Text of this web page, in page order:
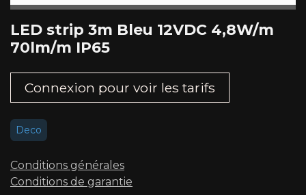
LED strip 3m Bleu 12VDC 4,8W/m
70lm/m IP65
Connexion pour voir les tarifs​
Deco
Conditions générales
Conditions de garantie